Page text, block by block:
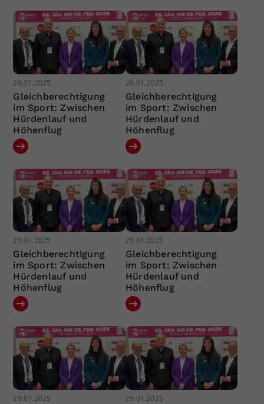
29.01.2025
Gleichberechtigung
im Sport: Zwischen
Hürdenlauf und
Höhenflug
29.01.2025
Gleichberechtigung
im Sport: Zwischen
Hürdenlauf und
Höhenflug
29.01.2025
Gleichberechtigung
im Sport: Zwischen
Hürdenlauf und
Höhenflug
29.01.2025
Gleichberechtigung
im Sport: Zwischen
Hürdenlauf und
Höhenflug
29.01.2025 29.01.2025